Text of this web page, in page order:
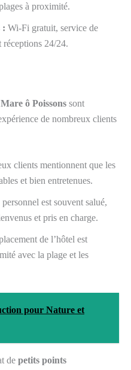
à proximité.
: Wi-Fi gratuit, service de
réceptions 24/24.
ô Poissons sont
de nombreux clients
clients mentionnent que les
et bien entretenues.
est souvent salué,
et pris en charge.
de l’hôtel est
avec la plage et les
pour Nature et
de petits points